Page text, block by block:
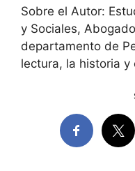
Sobre el Autor:
y Sociales,
departamento de
lectura, la historia y